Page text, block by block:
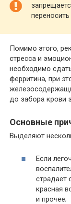
Помимо этого,
стресса и
необходимо
ферритина, при
до забора крови
Основные
Выделяют
Если
страдает
красная
и прочее;